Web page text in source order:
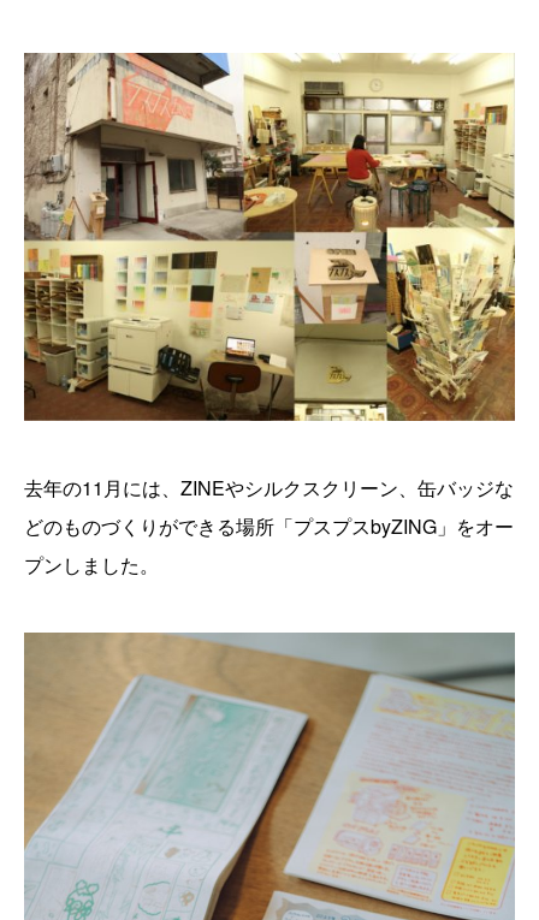
去年の11月には、ZINEやシルクスクリーン、缶バッジな
どのものづくりができる場所「プスプスbyZING」をオー
プンしました。